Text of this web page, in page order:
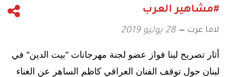
#مشاهير العرب
لاما عزت 28 يوليو 2019
أثار تصريح لينا فواز عضو لجنة مهرجانات "بيت الدين" في
لبنان حول توقف الفنان العراقي كاظم الساهر عن الغناء